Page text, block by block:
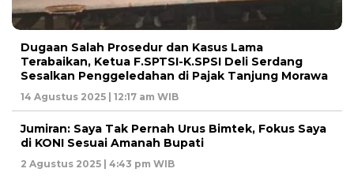
Dugaan Salah Prosedur dan Kasus Lama
Terabaikan, Ketua F.SPTSI-K.SPSI Deli Serdang
Sesalkan Penggeledahan di Pajak Tanjung Morawa
14 Agustus 2025 | 12:17 am WIB
Jumiran: Saya Tak Pernah Urus Bimtek, Fokus Saya
di KONI Sesuai Amanah Bupati
2 Agustus 2025 | 4:43 pm WIB